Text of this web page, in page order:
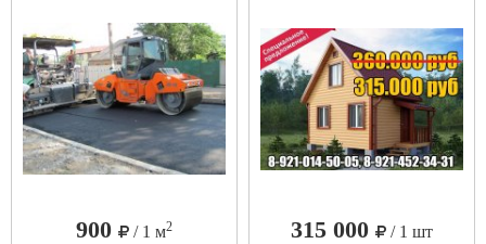
900 / 1 м2 315 000
/ 1 шт